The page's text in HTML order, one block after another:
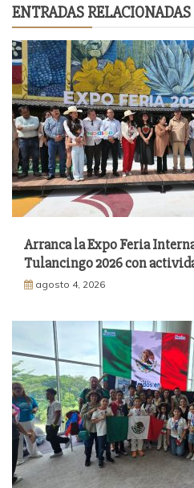
ENTRADAS RELACIONADAS
Arranca la Expo Feria
Tulancingo 2026 con
agosto 4, 2026